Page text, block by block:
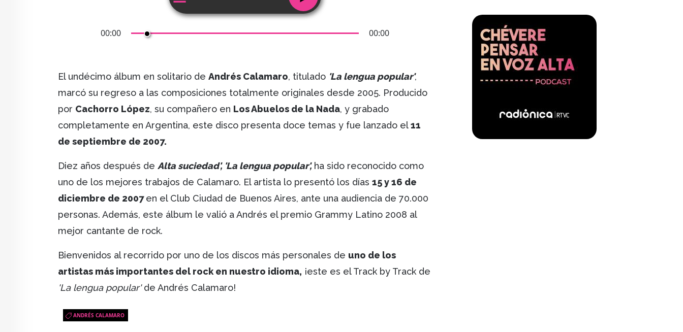
00:00 00:00
El undécimo álbum en solitario de Andrés Calamaro, titulado 'La lengua popular',
marcó su regreso a las composiciones totalmente originales desde 2005. Producido
por Cachorro López, su compañero en Los Abuelos de la Nada, y grabado
completamente en Argentina, este disco presenta doce temas y fue lanzado el11
de septiembre de 2007.
Diez años después de Alta suciedad', 'La lengua popular',ha sido reconocido como
uno de los mejores trabajos de Calamaro. El artista lo presentó los días 15 y 16 de
diciembre de 2007en el Club Ciudad de Buenos Aires, ante una audiencia de 70.000
personas. Además, este álbum le valió a Andrés el premio Grammy Latino 2008 al
mejor cantante de rock.
Bienvenidos al recorrido por uno de los discos más personales de uno de los
artistas más importantes del rock en nuestro idioma, ¡este es el Track by Track de
'La lengua popular'de Andrés Calamaro!
ANDRÉS CALAMARO